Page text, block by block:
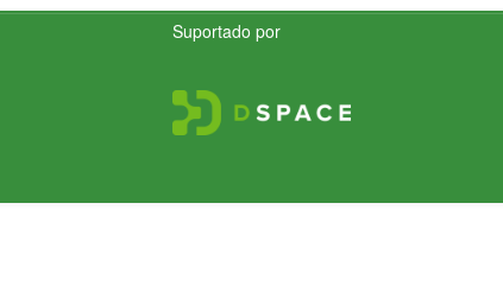
Suportado por